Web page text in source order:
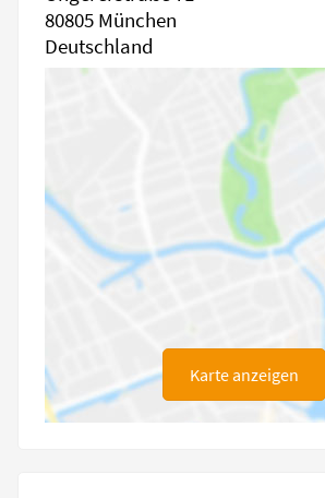
80805 München
Deutschland
Karte anzeigen